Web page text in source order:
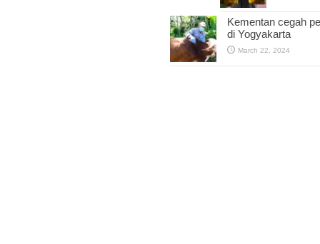
Kementan cegah
di Yogyakarta
March 22, 2024